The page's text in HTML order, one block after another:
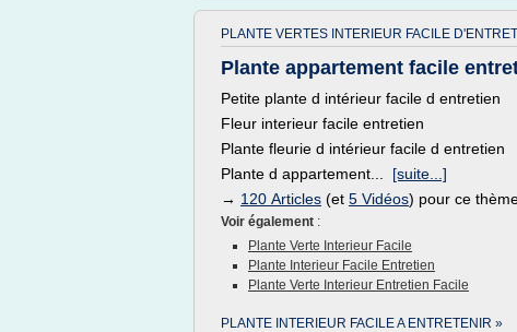
PLANTE VERTES INTERIEUR FACILE
Plante appartement facile
Petite plante d intérieur facile d entretien
Fleur interieur facile entretien
Plante fleurie d intérieur facile d entretien
Plante d appartement... [suite...]
→ 120 Articles (et 5 Vidéos) pour ce
Voir également :
Plante Verte Interieur Facile
Plante Interieur Facile Entretien
Plante Verte Interieur Entretien Facile
PLANTE INTERIEUR FACILE A ENTRETENIR »